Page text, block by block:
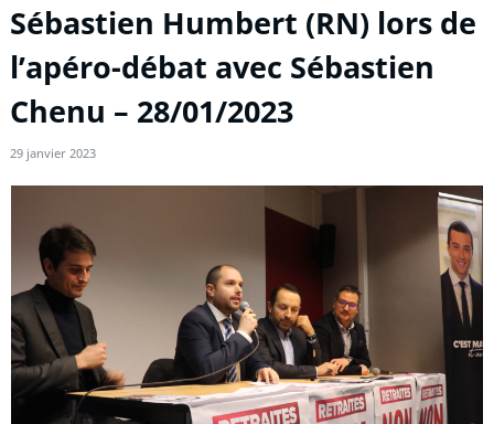
Sébastien Humbert (RN) lors de
l’apéro-débat avec Sébastien
Chenu – 28/01/2023
29 janvier 2023